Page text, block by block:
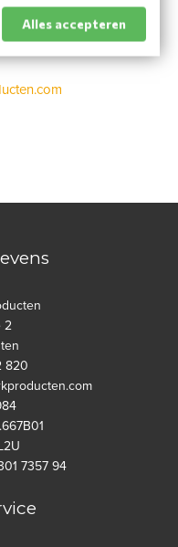
2
820
7357 94
Alles accepteren